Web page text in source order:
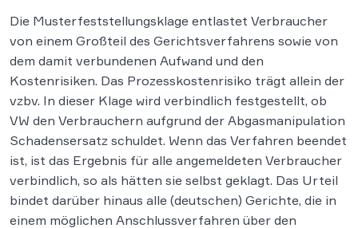
Die Musterfeststellungsklage entlastet Verbraucher
von einem Großteil des Gerichtsverfahrens sowie von
dem damit verbundenen Aufwand und den
Kostenrisiken. Das Prozesskostenrisiko trägt allein der
vzbv. In dieser Klage wird verbindlich festgestellt, ob
VW den Verbrauchern aufgrund der Abgasmanipulation
Schadensersatz schuldet. Wenn das Verfahren beendet
ist, ist das Ergebnis für alle angemeldeten Verbraucher
verbindlich, so als hätten sie selbst geklagt. Das Urteil
bindet darüber hinaus alle (deutschen) Gerichte, die in
einem möglichen Anschlussverfahren über den